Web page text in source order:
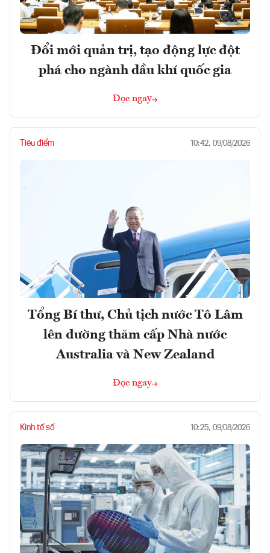
Đổi mới quản trị, tạo động lực đột
phá cho ngành dầu khí quốc gia
Đọc ngay
Tiêu điểm 10:42, 09/08/2026
Tổng Bí thư, Chủ tịch nước Tô Lâm
lên đường thăm cấp Nhà nước
Australia và New Zealand
Đọc ngay
Kinh tế số 10:25, 09/08/2026